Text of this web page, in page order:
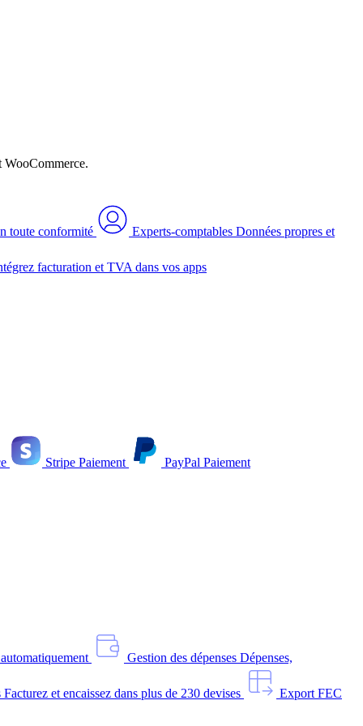
WooCommerce.
toute conformité Experts-comptables Données propres et
facturation et TVA dans vos apps
Stripe Paiement PayPal Paiement
Gestion des dépenses Dépenses,
Facturez et encaissez dans plus de 230 devises
Export FEC